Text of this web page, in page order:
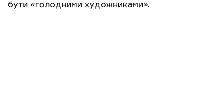
бути «голодними художниками».